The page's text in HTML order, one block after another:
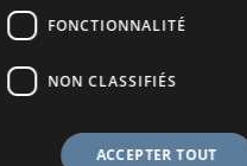
FONCTIONNALITÉ
NON CLASSIFIÉS
ACCEPTER TOUT